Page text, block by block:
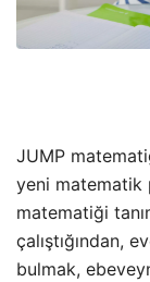
JUMP
yeni matematik
matematiği
çalıştığından,
bulmak,